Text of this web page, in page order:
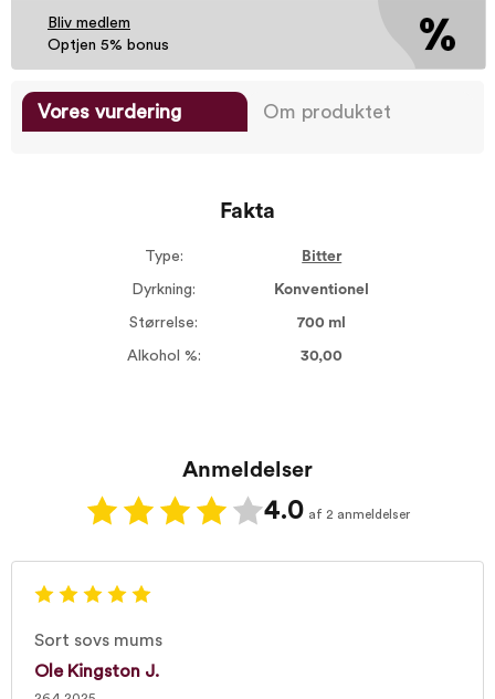
Bliv medlem
Optjen 5% bonus
Vores vurdering Om produktet
Fakta
Type: Bitter
Dyrkning: Konventionel
Størrelse: 700 ml
Alkohol %: 30,00
Anmeldelser
4.0 af 2 anmeldelser
Sort sovs mums
Ole Kingston J.